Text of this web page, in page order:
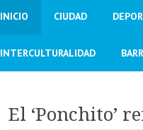
INICIO CIUDAD
INTERCULTURALIDAD
El ‘Ponchito’